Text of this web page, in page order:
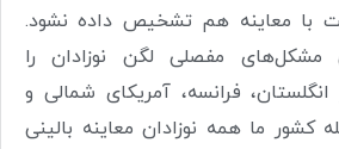
با معاینه هم تشخیص داده نشود.
مشکل‌های مفصلی لگن نوزادان را
فرانسه، آمریکای شمالی و
کشور ما همه نوزادان معاینه بالینی